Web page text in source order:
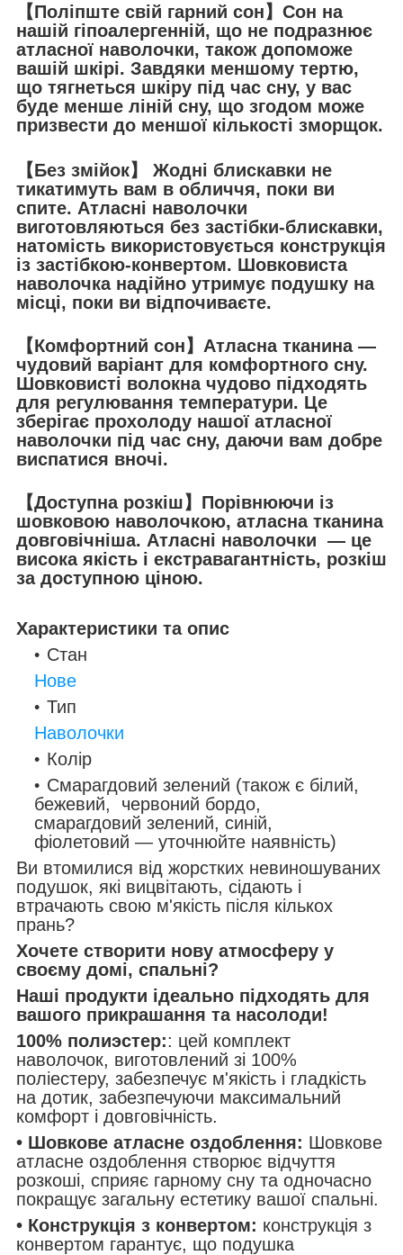
【Поліпште свій гарний сон】Сон на
нашій гіпоалергенній, що не подразнює
атласної наволочки, також допоможе
вашій шкірі. Завдяки меншому тертю,
що тягнеться шкіру під час сну, у вас
буде менше ліній сну, що згодом може
призвести до меншої кількості зморщок.
【Без змійок】 Жодні блискавки не
тикатимуть вам в обличчя, поки ви
спите. Атласні наволочки
виготовляються без застібки-блискавки,
натомість використовується конструкція
із застібкою-конвертом. Шовковиста
наволочка надійно утримує подушку на
місці, поки ви відпочиваєте.
【Комфортний сон】Атласна тканина —
чудовий варіант для комфортного сну.
Шовковисті волокна чудово підходять
для регулювання температури. Це
зберігає прохолоду нашої атласної
наволочки під час сну, даючи вам добре
виспатися вночі.
【Доступна розкіш】Порівнюючи із
шовковою наволочкою, атласна тканина
довговічніша. Атласні наволочки — це
висока якість і екстравагантність, розкіш
за доступною ціною.
Характеристики та опис
Стан
Нове
Тип
Наволочки
Колір
Смарагдовий зелений (також є білий,
бежевий, червоний бордо,
смарагдовий зелений, синій,
фіолетовий — уточнюйте наявність)
Ви втомилися від жорстких невиношуваних
подушок, які вицвітають, сідають і
втрачають свою м'якість після кількох
прань?
Хочете створити нову атмосферу у
своєму домі, спальні?
Наші продукти ідеально підходять для
вашого прикрашання та насолоди!
100% полиэстер:: цей комплект
наволочок, виготовлений зі 100%
поліестеру, забезпечує м'якість і гладкість
на дотик, забезпечуючи максимальний
комфорт і довговічність.
• Шовкове атласне оздоблення: Шовкове
атласне оздоблення створює відчуття
розкоші, сприяє гарному сну та одночасно
покращує загальну естетику вашої спальні.
• Конструкція з конвертом: конструкція з
конвертом гарантує, що подушка